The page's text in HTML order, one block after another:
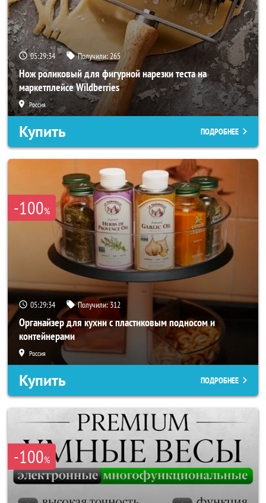
05:29:32 Получили:265
Нож роликовый для фигурной нарезки теста на
маркетплейсе Wildberries
Россия
Купить ПОДРОБНЕЕ
-100%
05:29:32 Получили:312
Органайзер для кухни с пластиковым подносом и
контейнерами
Россия
Купить ПОДРОБНЕЕ
-100%